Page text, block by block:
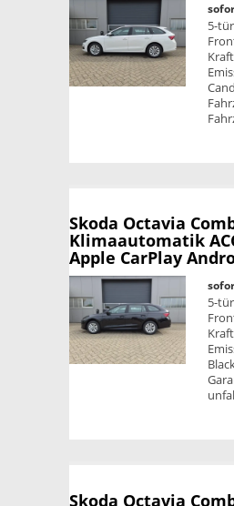
5-
Skoda Octavia
Klimaautomatik
Apple CarPlay
5-
Skoda Octavia